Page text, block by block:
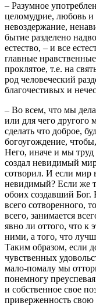
– Разумное
целомудрие, любовь и
невоздержание,
бытие разделено
естество, – и все
главные
проклятое, т.е. на
род человеческий
благочестивых и
– Во всем, что мы
или для чего другого
сделать что доброе,
богоугождение,
Него, иначе и мы
создал невидимый
сотворил. И если мир
невидимый? Если же
обоих создавший Бог.
всего сотворенного,
всего, занимается
явно ли оттого, что к
ними, а того, что
Таким образом, если
чувственных
мало-помалу мы
понемногу
и собственное свое
приверженность свою